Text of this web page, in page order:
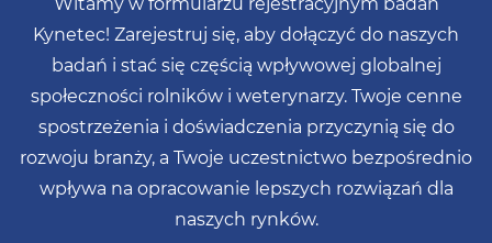
Kynetec! Zarejestruj się, aby dołączyć do naszych
badań i stać się częścią wpływowej globalnej
społeczności rolników i weterynarzy. Twoje cenne
spostrzeżenia i doświadczenia przyczynią się do
rozwoju branży, a Twoje uczestnictwo bezpośrednio
wpływa na opracowanie lepszych rozwiązań dla
naszych rynków.